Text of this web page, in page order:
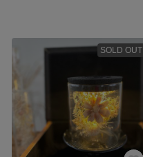
SOLD OUT